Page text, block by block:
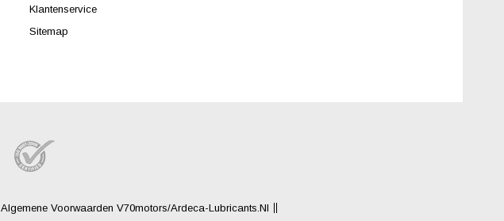
Klantenservice
Sitemap
Algemene Voorwaarden V70motors/Ardeca-Lubricants.nl